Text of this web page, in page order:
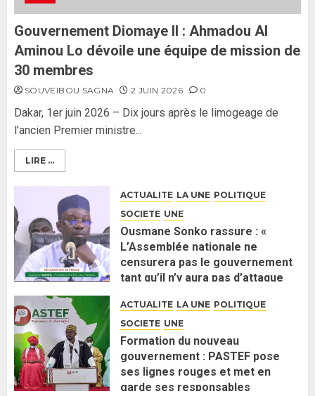
3
Gouvernement Diomaye II : Ahmadou Al
Aminou Lo dévoile une équipe de mission de
30 membres
SOUVEIBOU SAGNA 2 JUIN 2026 0
Dakar, 1er juin 2026 – Dix jours après le limogeage de
l’ancien Premier ministre...
LIRE ...
ACTUALITE LA UNE POLITIQUE
SOCIETE UNE
Ousmane Sonko rassure : «
L’Assemblée nationale ne
censurera pas le gouvernement
tant qu’il n’y aura pas d’attaque
2 JUIN 2026 0
ACTUALITE LA UNE POLITIQUE
SOCIETE UNE
Formation du nouveau
gouvernement : PASTEF pose
ses lignes rouges et met en
garde ses responsables